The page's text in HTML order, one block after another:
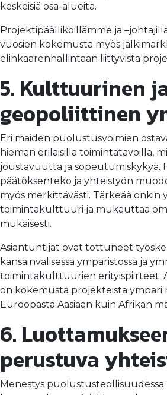
keskeisiä osa-alueita.
Projektipäälliköillämme ja
vuosien kokemusta myös
elinkaarenhallintaan liittyvistä
5. Kulttuurinen
geopoliittinen
Eri maiden puolustusvoimien
hieman erilaisilla toimintatavoilla,
joustavuutta ja sopeutumiskykyä.
päätöksenteko ja yhteistyön
myös merkittävästi. Tärkeää onkin
toimintakulttuuri ja mukauttaa
mukaisesti.
Asiantuntijat ovat tottuneet
kansainvälisessä ympäristössä ja
toimintakulttuurien erityispiirteet.
on kokemusta projekteista ympäri
Euroopasta Aasiaan kuin Afrikan
6.
perustuva
Menestys